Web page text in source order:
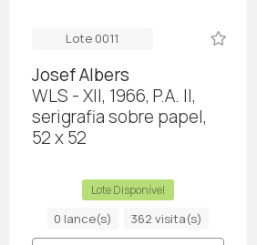
Lote 0011
Josef Albers
WLS - XII, 1966, P.A. II,
serigrafia sobre papel,
52 x 52
Lote Disponível
0 lance(s) 362 visita(s)